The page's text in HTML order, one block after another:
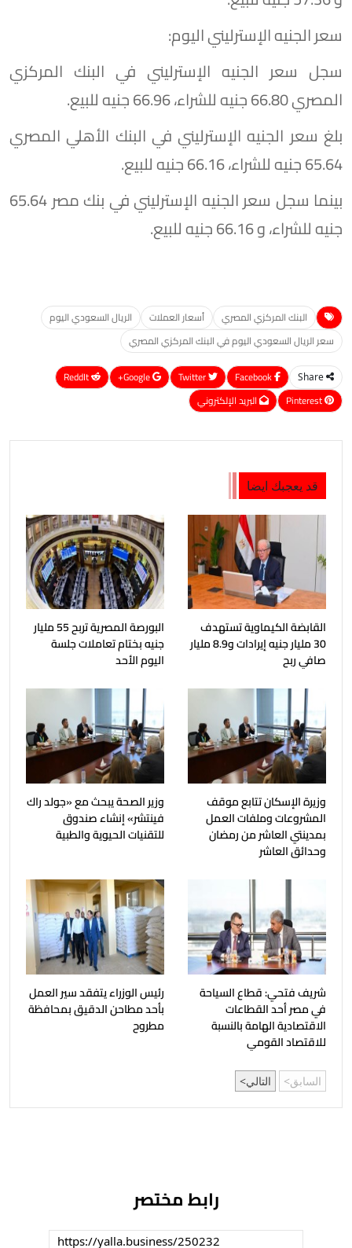
سعر الجنيه الإسترليني اليوم:
سجل سعر الجنيه الإسترليني في البنك المركزي
المصري 66.80 جنيه للشراء، 66.96 جنيه للبيع.
بلغ سعر الجنيه الإسترليني في البنك الأهلي المصري
65.64 جنيه للشراء، 66.16 جنيه للبيع.
بينما سجل سعر الجنيه الإسترليني في بنك مصر 65.64
جنيه للشراء، و 66.16 جنيه للبيع.
البنك المركزي المصري أسعار العملات
الريال السعودي اليوم
سعر الريال السعودي اليوم في البنك المركزي المصري
Share
Google+
ReddIt
Pinterest
البريد الإلكتروني
قد يعجبك ايضا
القابضة الكيماوية تستهدف
30 مليار جنيه إيرادات و8.9 مليار
صافي ربح
البورصة المصرية تربح 55 مليار
جنيه بختام تعاملات جلسة
اليوم الأحد
وزيرة الإسكان تتابع موقف
المشروعات وملفات العمل
بمدينتي العاشر من رمضان
وحدائق العاشر
وزير الصحة يبحث مع «جولد راك
فينتشر» إنشاء صندوق
للتقنيات الحيوية والطبية
شريف فتحي: قطاع السياحة
في مصر أحد القطاعات
الاقتصادية الهامة بالنسبة
للاقتصاد القومي
رئيس الوزراء يتفقد سير العمل
بأحد مطاحن الدقيق بمحافظة
مطروح
السابق التالي
رابط مختصر